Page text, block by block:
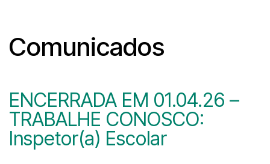
Comunicados
ENCERRADA EM 01.04.26 –
TRABALHE CONOSCO:
Inspetor(a) Escolar